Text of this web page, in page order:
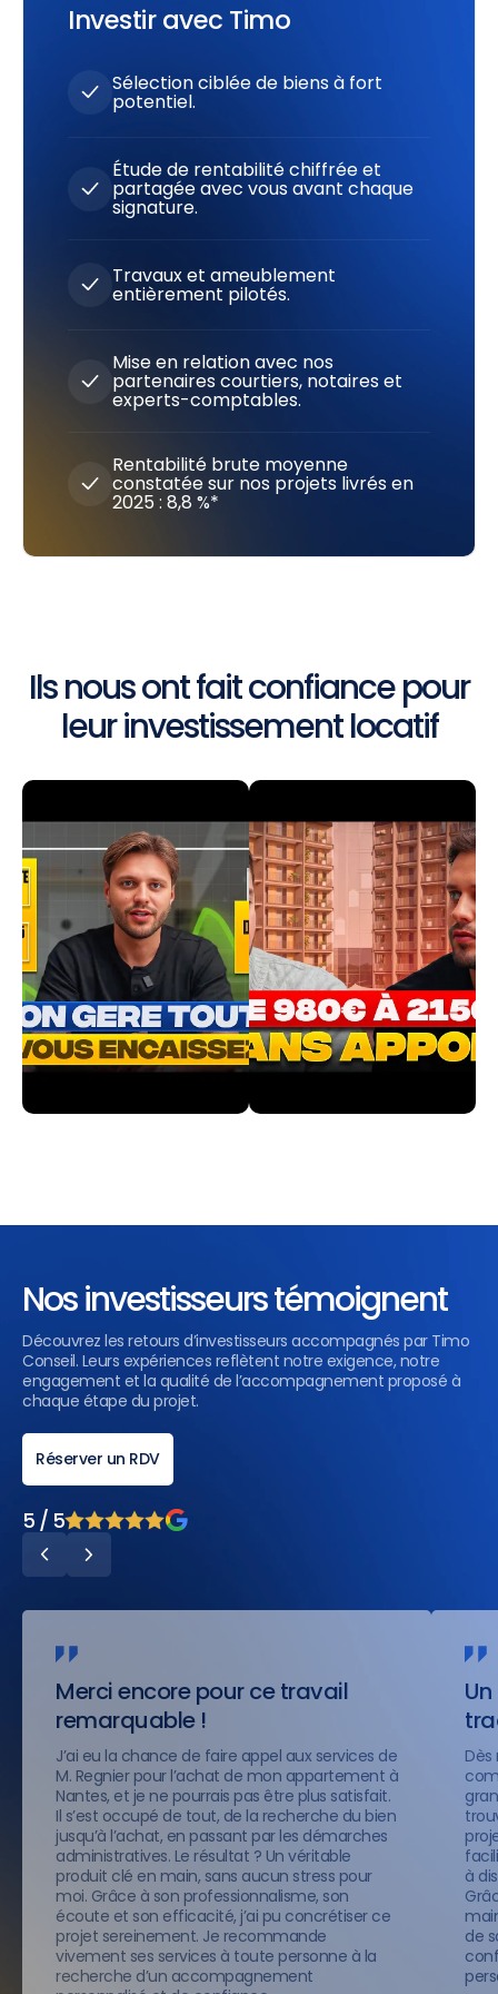
Investir avec Timo
Sélection ciblée de biens à fort
potentiel.
Étude de rentabilité chiffrée et
partagée avec vous avant chaque
signature.
Travaux et ameublement
entièrement pilotés.
Mise en relation avec nos
partenaires courtiers, notaires et
experts-comptables.
Rentabilité brute moyenne
constatée sur nos projets livrés en
2025 : 8,8 %*
Ils nous ont fait confiance pour
leur investissement locatif
Nos investisseurs témoignent
Découvrez les retours d’investisseurs accompagnés par Timo
Conseil. Leurs expériences reflètent notre exigence, notre
engagement et la qualité de l’accompagnement proposé à
chaque étape du projet.
Réserver un RDV
5 / 5
Merci encore pour ce travail
remarquable !
J’ai eu la chance de faire appel aux services de
M. Regnier pour l’achat de mon appartement à
Nantes, et je ne pourrais pas être plus satisfait.
Il s’est occupé de tout, de la recherche du bien
jusqu’à l’achat, en passant par les démarches
administratives. Le résultat ? Un véritable
produit clé en main, sans aucun stress pour
moi. Grâce à son professionnalisme, son
écoute et son efficacité, j’ai pu concrétiser ce
projet sereinement. Je recommande
vivement ses services à toute personne à la
recherche d’un accompagnement
à
de